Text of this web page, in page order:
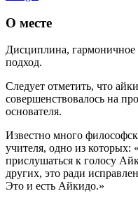
О месте
Дисциплина,
подход.
Следует отметить, что
совершенствовалось на
основателя.
Известно много
учителя, одно из которых:
прислушаться к голосу
других, это ради
Это и есть Айкидо.»